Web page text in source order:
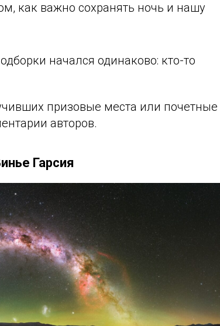
как важно сохранять ночь и нашу
начался одинаково: кто-то
призовые места или почетные
авторов.
Гарсия